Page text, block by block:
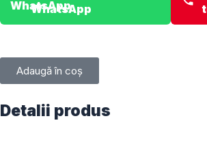
WhatsApp
Adaugă în coș
Detalii produs